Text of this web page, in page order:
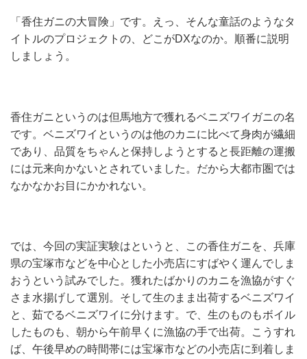
「香住ガニの大冒険」です。えっ、そんな童話のようなタ
イトルのプロジェクトの、どこがDXなのか。順番に説明
しましょう。
香住ガニというのは但馬地方で獲れるベニズワイガニの名
です。ベニズワイというのは他のカニに比べて身肉が繊細
であり、品質をちゃんと保持しようとすると長距離の運搬
には元来向かないとされていました。だから大都市圏では
なかなかお目にかかれない。
では、今回の実証実験はというと、この香住ガニを、兵庫
県の宝塚市などを中心とした小売店にすばやく運んでしま
おうという試みでした。獲れたばかりのカニを漁協がすぐ
さま水揚げして選別。そして生のまま出荷するベニズワイ
と、茹でるベニズワイに分けます。で、生のものもボイル
したものも、朝から午前早くに漁協の手で出荷。こうすれ
ば、午後早めの時間帯には宝塚市などの小売店に到着しま